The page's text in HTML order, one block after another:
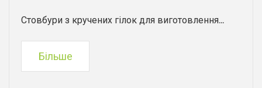
Стовбури з кручених гілок для виготовлення...
Більше